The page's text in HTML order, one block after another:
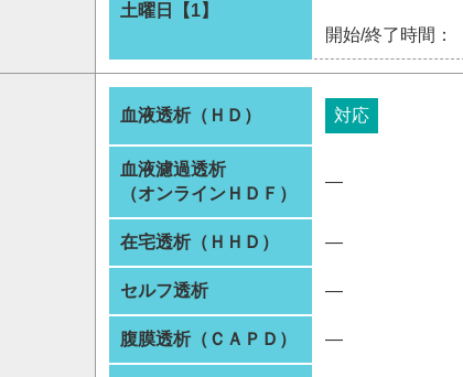
土曜日【1】
開始/終了時間：
血液透析（ＨＤ） 対応
血液濾過透析
（オンラインＨＤＦ）
―
在宅透析（ＨＨＤ） ―
セルフ透析 ―
腹膜透析（ＣＡＰＤ） ―